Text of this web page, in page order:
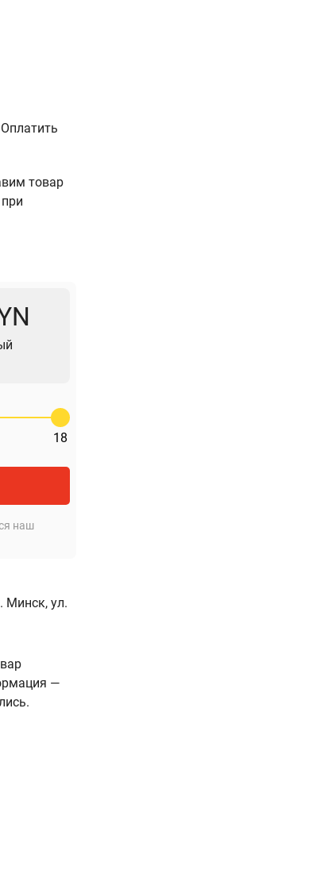
товар
18
наш
Минск, ул.
—